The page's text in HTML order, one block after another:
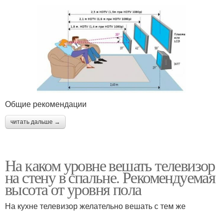
Общие рекомендации
читать дальше →
На каком уровне вешать телевизор
на стену в спальне. Рекомендуемая
высота от уровня пола
На кухне телевизор желательно вешать с тем же